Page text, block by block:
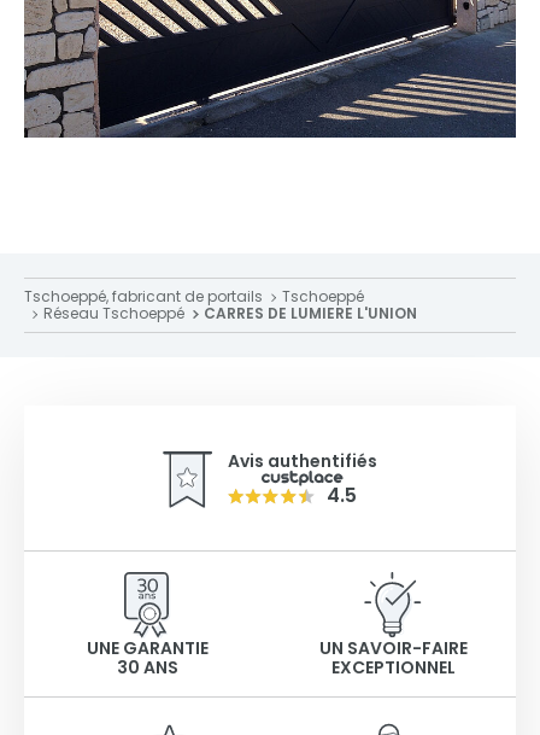
Tschoeppé, fabricant de portails
Tschoeppé
Réseau Tschoeppé
CARRES DE LUMIERE L'UNION
Avis authentifiés
4.5
UNE GARANTIE
30 ANS
UN SAVOIR-FAIRE
EXCEPTIONNEL